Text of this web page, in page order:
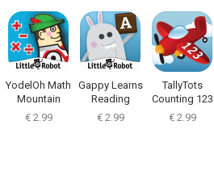
YodelOh Math
Mountain
€ 2.99
Gappy Learns
Reading
€ 2.99
TallyTots
Counting 123
Game
€ 2.99